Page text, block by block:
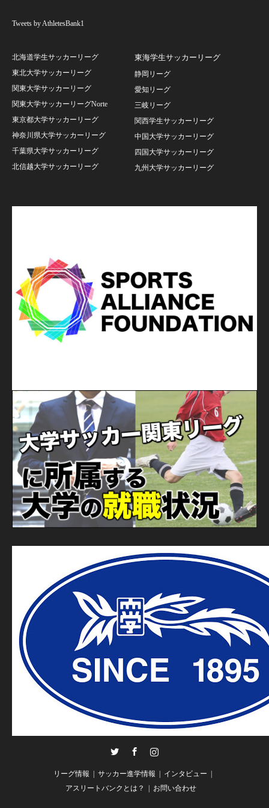
Tweets by AthletesBank1
北海道学生サッカーリーグ
東北大学サッカーリーグ
関東大学サッカーリーグ
関東大学サッカーリーグNorte
東京都大学サッカーリーグ
神奈川県大学サッカーリーグ
千葉県大学サッカーリーグ
北信越大学サッカーリーグ
東海学生サッカーリーグ
静岡リーグ
愛知リーグ
三岐リーグ
関西学生サッカーリーグ
中国大学サッカーリーグ
四国大学サッカーリーグ
九州大学サッカーリーグ
リーグ情報 サッカー進学情報
インタビュー
アスリートバンクとは？
お問い合わせ